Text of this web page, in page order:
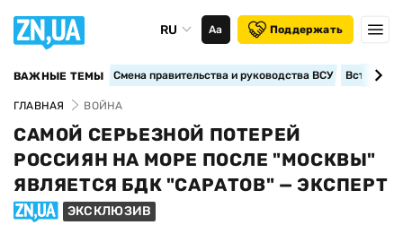
RU Аа Поддержать
ВАЖНЫЕ ТЕМЫ Смена правительства и руководства ВСУ
ГЛАВНАЯ ВОЙНА
САМОЙ СЕРЬЕЗНОЙ ПОТЕРЕЙ
РОССИЯН НА МОРЕ ПОСЛЕ "МОСКВЫ"
ЯВЛЯЕТСЯ БДК "САРАТОВ" — ЭКСПЕРТ
ЭКСКЛЮЗИВ